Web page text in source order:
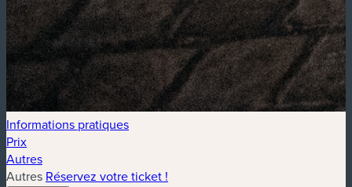
Informations pratiques
Prix
Autres
Autres Réservez votre ticket !